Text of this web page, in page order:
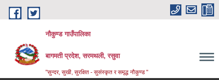
Skip to main content
नौकुण्ड गाउँपालिका
बागमती प्रदेश, सरमथली, रसुवा
"सुन्दर, सुखी, सुरक्षित - सुसंस्कृत र समृद्ध नौकुण्ड "